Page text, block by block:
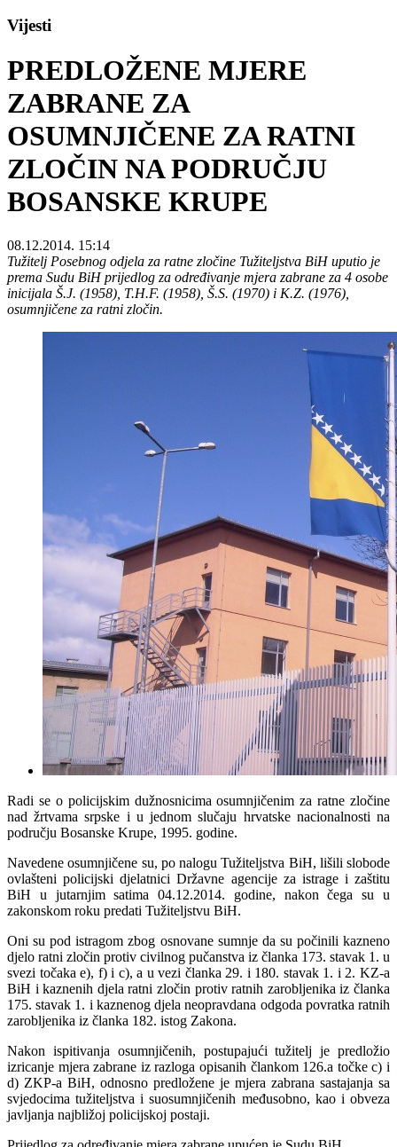
Vijesti
PREDLOŽENE MJERE
ZABRANE ZA
OSUMNJIČENE ZA RATNI
ZLOČIN NA PODRUČJU
BOSANSKE KRUPE
08.12.2014. 15:14
Tužitelj Posebnog odjela za ratne zločine Tužiteljstva BiH uputio je
prema Sudu BiH prijedlog za određivanje mjera zabrane za 4 osobe
inicijala Š.J. (1958), T.H.F. (1958), Š.S. (1970) i K.Z. (1976),
osumnjičene za ratni zločin.
Radi se o policijskim dužnosnicima osumnjičenim za ratne zločine
nad žrtvama srpske i u jednom slučaju hrvatske nacionalnosti na
području Bosanske Krupe, 1995. godine.
Navedene osumnjičene su, po nalogu Tužiteljstva BiH, lišili slobode
ovlašteni policijski djelatnici Državne agencije za istrage i zaštitu
BiH u jutarnjim satima 04.12.2014. godine, nakon čega su u
zakonskom roku predati Tužiteljstvu BiH.
Oni su pod istragom zbog osnovane sumnje da su počinili kazneno
djelo ratni zločin protiv civilnog pučanstva iz članka 173. stavak 1. u
svezi točaka e), f) i c), a u vezi članka 29. i 180. stavak 1. i 2. KZ-a
BiH i kaznenih djela ratni zločin protiv ratnih zarobljenika iz članka
175. stavak 1. i kaznenog djela neopravdana odgoda povratka ratnih
zarobljenika iz članka 182. istog Zakona.
Nakon ispitivanja osumnjičenih, postupajući tužitelj je predložio
izricanje mjera zabrane iz razloga opisanih člankom 126.a točke c) i
d) ZKP-a BiH, odnosno predložene je mjera zabrana sastajanja sa
svjedocima tužiteljstva i suosumnjičenih međusobno, kao i obveza
javljanja najbližoj policijskoj postaji.